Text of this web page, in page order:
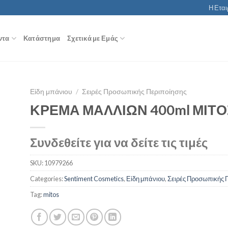
Η
Κατάστημα Σχετικά με Εμάς
Είδη μπάνιου / Σειρές Προσωπικής Περιποίησης
ΚΡΕΜΑ ΜΑΛΛΙΩΝ 400ml
Συνδεθείτε για να δείτε τις τιμές
SKU:10979266
Categories:Sentiment Cosmetics, Είδη μπάνιου,Σειρές Προσωπικής
Tag:mitos